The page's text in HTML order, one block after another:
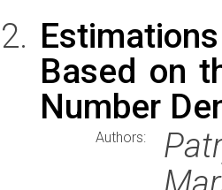
Based on
Number
Authors: